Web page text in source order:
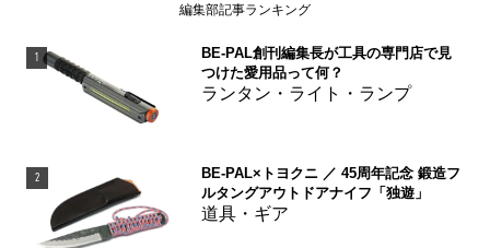
編集部記事ランキング
1
BE-PAL創刊編集長が工具の専門店で見
つけた愛用品って何？
ランタン・ライト・ランプ
2
BE-PAL×トヨクニ ／ 45周年記念 鍛造フ
ルタングアウトドアナイフ「独遊」
道具・ギア